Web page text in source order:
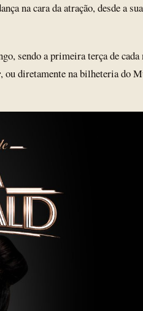
na cara da atração, desde a
sendo a primeira terça de
, ou diretamente na bilheteria do